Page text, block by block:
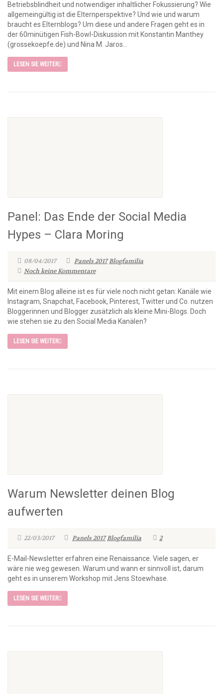
Betriebsblindheit und notwendiger inhaltlicher Fokussierung? Wie
allgemeingültig ist die Elternperspektive? Und wie und warum
braucht es Elternblogs? Um diese und andere Fragen geht es in
der 60minütigen Fish-Bowl-Diskussion mit Konstantin Manthey
(grossekoepfe.de) und Nina M. Jaros...
LESEN SIE WEITER
Panel: Das Ende der Social Media
Hypes – Clara Moring
08/04/2017 Panels 2017Blogfamilia
Noch keine Kommentare
Mit einem Blog alleine ist es für viele noch nicht getan: Kanäle wie
Instagram, Snapchat, Facebook, Pinterest, Twitter und Co. nutzen
Bloggerinnen und Blogger zusätzlich als kleine Mini-Blogs. Doch
wie stehen sie zu den Social Media Kanälen?
LESEN SIE WEITER
Warum Newsletter deinen Blog
aufwerten
22/03/2017 Panels 2017Blogfamilia 2
E-Mail-Newsletter erfahren eine Renaissance. Viele sagen, er
wäre nie weg gewesen. Warum und wann er sinnvoll ist, darum
geht es in unserem Workshop mit Jens Stoewhase.
LESEN SIE WEITER